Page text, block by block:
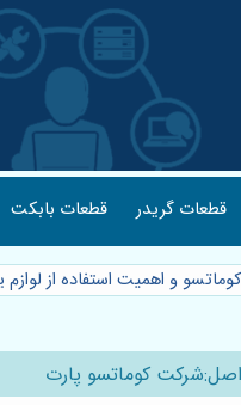
قطعات گریدر قطعات بابکت
و اهمیت استفاده از
اصل:شرکت کوماتسو پارت